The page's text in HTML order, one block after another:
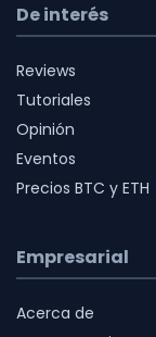
De interés
Reviews
Tutoriales
Opinión
Eventos
Precios BTC y ETH
Empresarial
Acerca de